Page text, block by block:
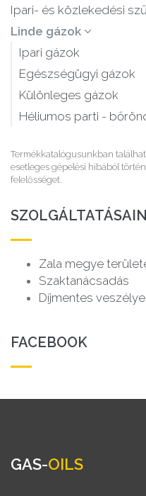
Ipari- és közlekedési
Linde gázok
Ipari gázok
Egészségügyi gázok
Különleges gázok
Héliumos parti -
Termékkatalógusunkban
esetleges gépelési hibából
felelősséget.
Zala megye
Szaktanácsadás
Díjmentes
FACEBOOK
GAS-OILS